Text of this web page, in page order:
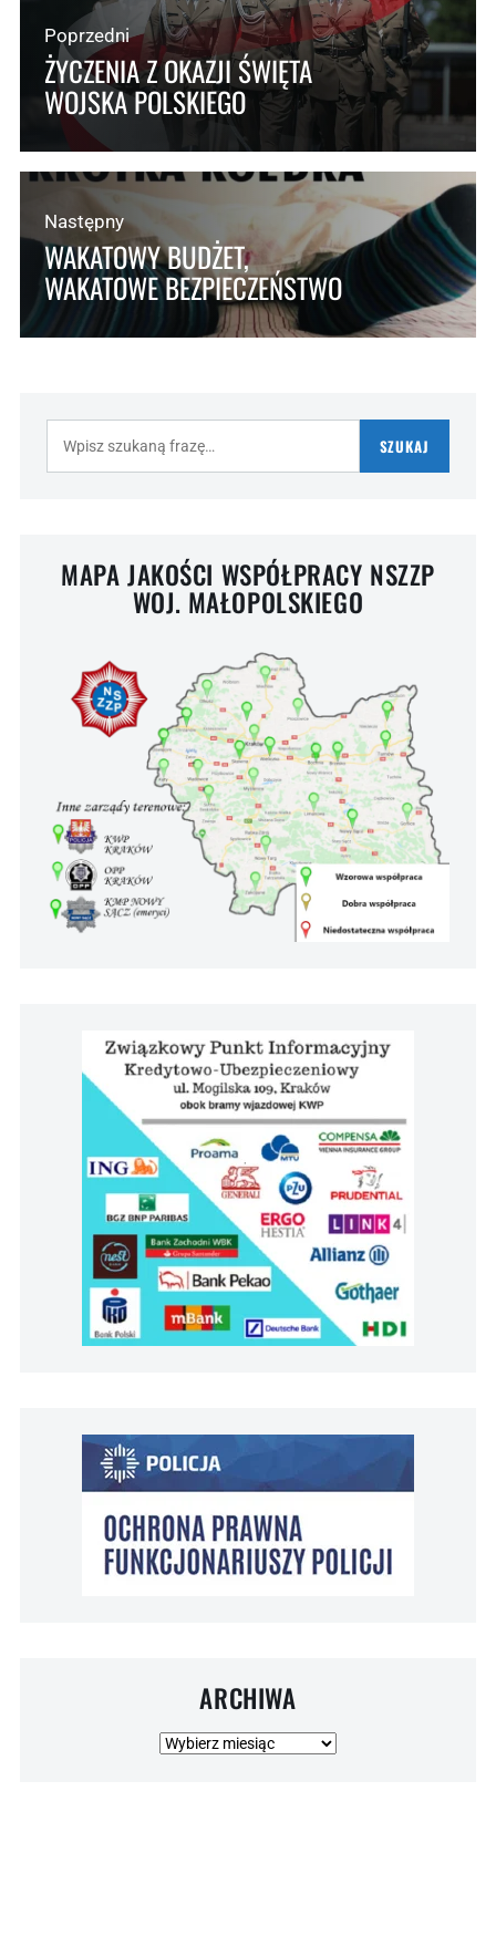
Poprzedni
ŻYCZENIA Z OKAZJI ŚWIĘTA
WOJSKA POLSKIEGO
Następny
WAKATOWY BUDŻET,
WAKATOWE BEZPIECZEŃSTWO
SZUKAJ
MAPA JAKOŚCI WSPÓŁPRACY NSZZP
WOJ. MAŁOPOLSKIEGO
ARCHIWA
Archiwa